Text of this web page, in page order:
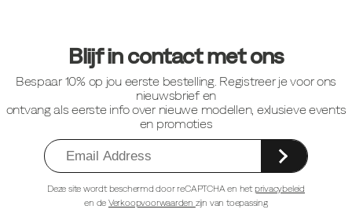
Blijf in contact met ons
Bespaar 10% op jou eerste bestelling. Registreer je voor ons
nieuwsbrief en
ontvang als eerste info over nieuwe modellen, exlusieve events
en promoties
Deze site wordt beschermd door reCAPTCHA en het privacybeleid
en de Verkoopvoorwaarden zijn van toepassing